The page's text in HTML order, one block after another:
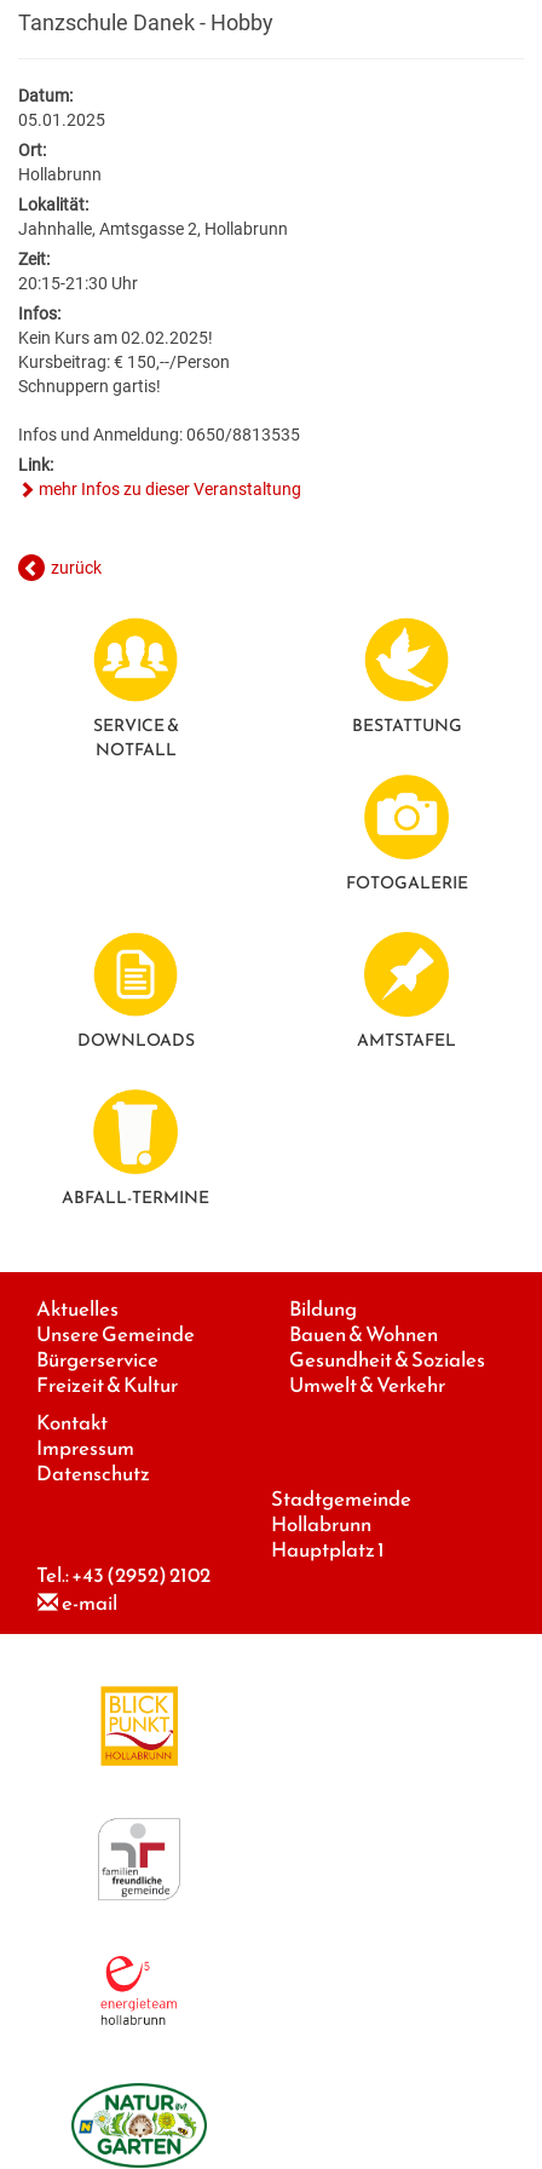
JOBS
HOCHZEITEN
TODESFÄLLE
MITARBEITER
POLITIK
GEMEINDEPROFIL
NEU IN HOLLABRUNN
BESTATTUNG
STADTWERKE
FÖRDERUNGEN
DOWNLOADS & FORMULARE
AMTSTAFEL
FAQ
VERANSTALTUNGSKALENDER
REGIONALE GASTRONOMIE
FREIZEIT & TOURISMUS
UNTERKÜNFTE & NÄCHTIGUNG
BILDUNG
SCHULEN & HOCHSCHULEN
ERWACHSENENBILDUNG
STADTBÜCHEREI
STADTARCHIV
LERNHILFE & JUGENDARBEIT
BILDUNGSMESSE
WOHNPROJEKTE
VERFÜGBARE GRUNDSTÜCKE
FLÄCHENWIDMUNG & BEBAUUNGSPLÄNE
FAQ BAUEN & WOHNEN
FORMULARE & DOWNLOADS
FÖRDERUNGEN BAUEN & WOHNEN
ENERGIEBUCHHALTUNG
ANSPRECHPARTNER
GESUNDHEIT & SOZIALES
MEDIZINISCHE VERSORGUNG
PFLEGE
VEREINE
SOZIALRATGEBER
FÖRDERUNGEN & FAIRNESSCARD
GESUNDE GEMEINDE
UMWELT & VERKEHR
HOLLABRUNN BLÜHT AUF
MOBILITÄT & PARKEN
BAUMKATASTER
ENERGIE
Tanzschule Danek - Hobby
Datum:
05.01.2025
Ort:
Hollabrunn
Lokalität:
Jahnhalle, Amtsgasse 2, Hollabrunn
Zeit:
20:15-21:30 Uhr
Infos:
Kein Kurs am 02.02.2025!
Kursbeitrag: € 150,--/Person
Schnuppern gartis!
Infos und Anmeldung: 0650/8813535
Link:
mehr Infos zu dieser Veranstaltung
zurück
SERVICE &
NOTFALL
BESTATTUNG
FOTO­GALERIE
DOWNLOADS AMTSTAFEL
ABFALL-TERMINE
Aktuelles
Unsere Gemeinde
Bürgerservice
Freizeit & Kultur
Bildung
Bauen & Wohnen
Gesundheit & Soziales
Umwelt & Verkehr
Kontakt
Impressum
Datenschutz
Stadtgemeinde
Hollabrunn
Hauptplatz 1
Tel.:+43 (2952) 2102
e-mail